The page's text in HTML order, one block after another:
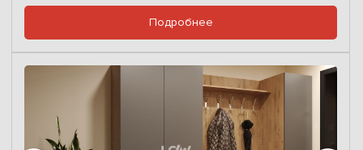
Подробнее